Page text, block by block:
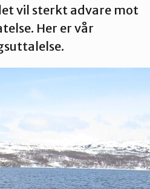
vil sterkt advare mot
Her er vår